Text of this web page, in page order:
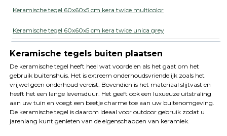
Keramische tegel 60x60x5 cm kera twice multicolor
Keramische tegel 60x60x5 cm kera twice unica grey
Keramische tegels buiten plaatsen
De keramische tegel heeft heel wat voordelen als het gaat om het
gebruik buitenshuis. Het is extreem onderhoudsvriendelijk zoals het
vrijwel geen onderhoud vereist. Bovendien is het materiaal slijtvast en
heeft het een lange levensduur. Het geeft ook een luxueuze uitstraling
aan uw tuin en voegt een beetje charme toe aan uw buitenomgeving.
De keramische tegel is daarom ideaal voor outdoor gebruik zodat u
jarenlang kunt genieten van de eigenschappen van keramiek.